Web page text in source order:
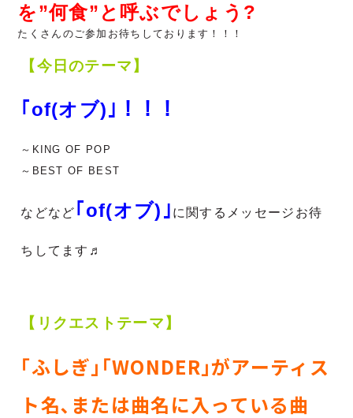
を”何食”と呼ぶでしょう?
たくさんのご参加お待ちしております！！！
【今日のテーマ】
｢of(オブ)｣！！！
～KING OF POP
～BEST OF BEST
などなど ｢of(オブ)｣ に関するメッセージお待
ちしてます♬
【リクエストテーマ】
｢ふしぎ｣｢WONDER｣がアーティス
ト名､または曲名に入っている曲